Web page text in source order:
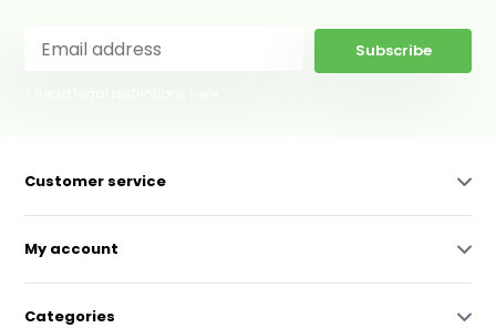
Subscribe
Customer service
My account
Categories